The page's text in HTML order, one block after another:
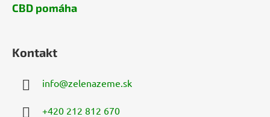
CBD pomáha
Kontakt
info@zelenazeme.sk
+420 212 812 670